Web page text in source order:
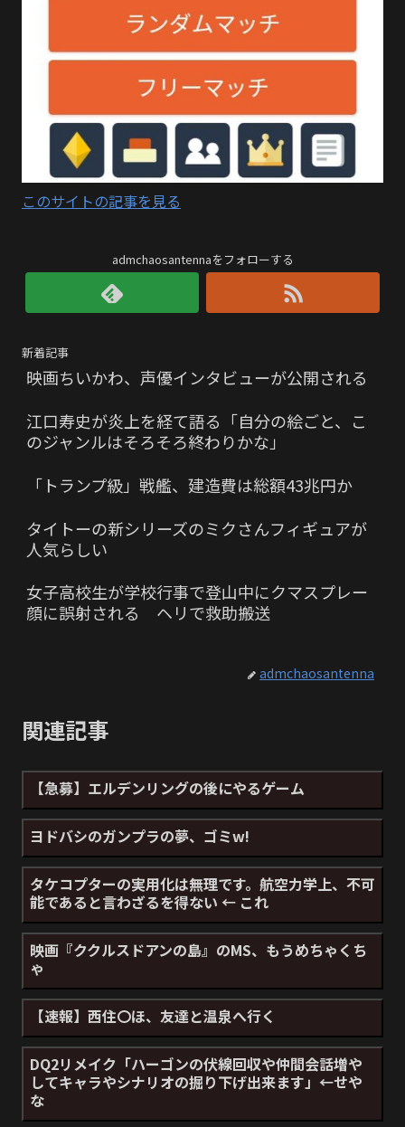
このサイトの記事を見る
admchaosantennaをフォローする
新着記事
映画ちいかわ、声優インタビューが公開される
江口寿史が炎上を経て語る「自分の絵ごと、こ
のジャンルはそろそろ終わりかな」
「トランプ級」戦艦、建造費は総額43兆円か
タイトーの新シリーズのミクさんフィギュアが
人気らしい
女子高校生が学校行事で登山中にクマスプレー
顔に誤射される ヘリで救助搬送
admchaosantenna
関連記事
【急募】エルデンリングの後にやるゲーム
ヨドバシのガンプラの夢、ゴミw!
タケコプターの実用化は無理です。航空力学上、不可
能であると言わざるを得ない ← これ
映画『ククルスドアンの島』のMS、もうめちゃくち
ゃ
【速報】西住〇ほ、友達と温泉へ行く
DQ2リメイク「ハーゴンの伏線回収や仲間会話増や
してキャラやシナリオの掘り下げ出来ます」←せや
な